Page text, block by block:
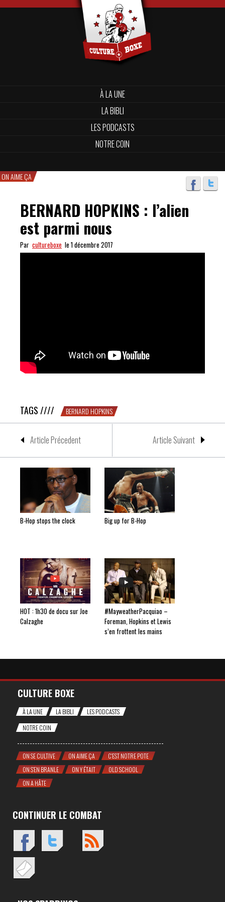
À LA UNE
LA BIBLI
LES PODCASTS
NOTRE COIN
ON AIME ÇA
BERNARD HOPKINS : l’alien
est parmi nous
Par cultureboxe le 1 décembre 2017
TAGS //// BERNARD HOPKINS
Article Précedent Article Suivant
B-Hop stops the clock Big up for B-Hop
HOT : 1h30 de docu sur Joe
Calzaghe
#MayweatherPacquiao –
Foreman, Hopkins et Lewis
s’en frottent les mains
CULTURE BOXE
À LA UNE LA BIBLI
LES PODCASTS
NOTRE COIN
ON SE CULTIVE ON AIME ÇA
C'EST NOTRE POTE
ON S'EN BRANLE
ON Y ÉTAIT
OLD SCHOOL
ON A HÂTE
CONTINUER LE COMBAT